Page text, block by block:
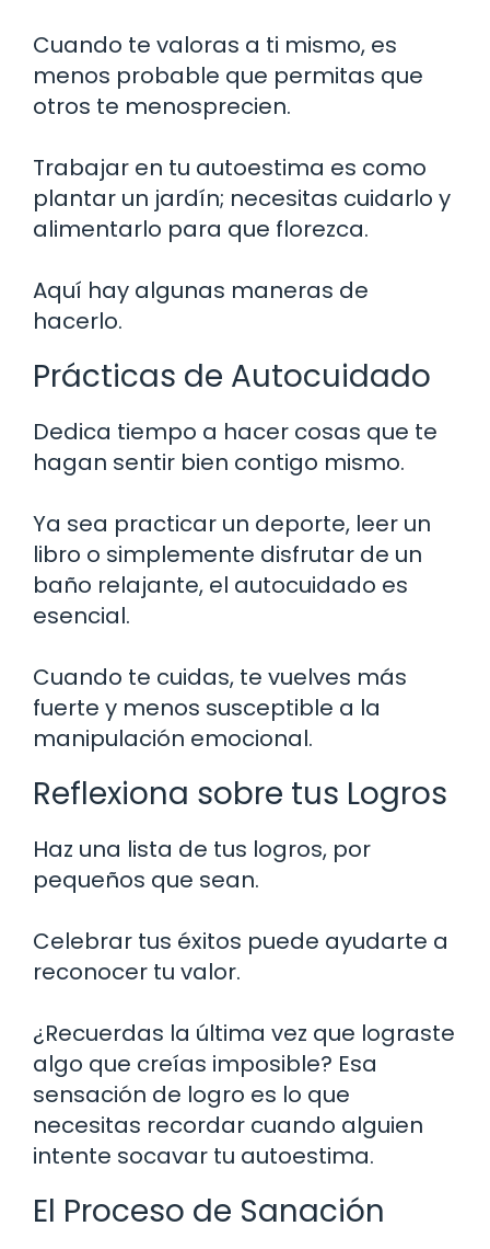
Cuando te valoras a ti mismo, es
menos probable que permitas que
otros te menosprecien.
Trabajar en tu autoestima es como
plantar un jardín; necesitas cuidarlo y
alimentarlo para que florezca.
Aquí hay algunas maneras de
hacerlo.
Prácticas de Autocuidado
Dedica tiempo a hacer cosas que te
hagan sentir bien contigo mismo.
Ya sea practicar un deporte, leer un
libro o simplemente disfrutar de un
baño relajante, el autocuidado es
esencial.
Cuando te cuidas, te vuelves más
fuerte y menos susceptible a la
manipulación emocional.
Reflexiona sobre tus Logros
Haz una lista de tus logros, por
pequeños que sean.
Celebrar tus éxitos puede ayudarte a
reconocer tu valor.
¿Recuerdas la última vez que lograste
algo que creías imposible? Esa
sensación de logro es lo que
necesitas recordar cuando alguien
intente socavar tu autoestima.
El Proceso de Sanación